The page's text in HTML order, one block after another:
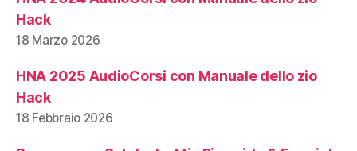
Hack
18 Marzo 2026
HNA 2025 AudioCorsi con Manuale dello zio
Hack
18 Febbraio 2026